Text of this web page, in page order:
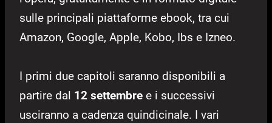
sulle principali piattaforme ebook, tra cui
Amazon, Google, Apple, Kobo, Ibs e Izneo.
I primi due capitoli saranno disponibili a
partire dal 12 settembre e i successivi
usciranno a cadenza quindicinale. I vari